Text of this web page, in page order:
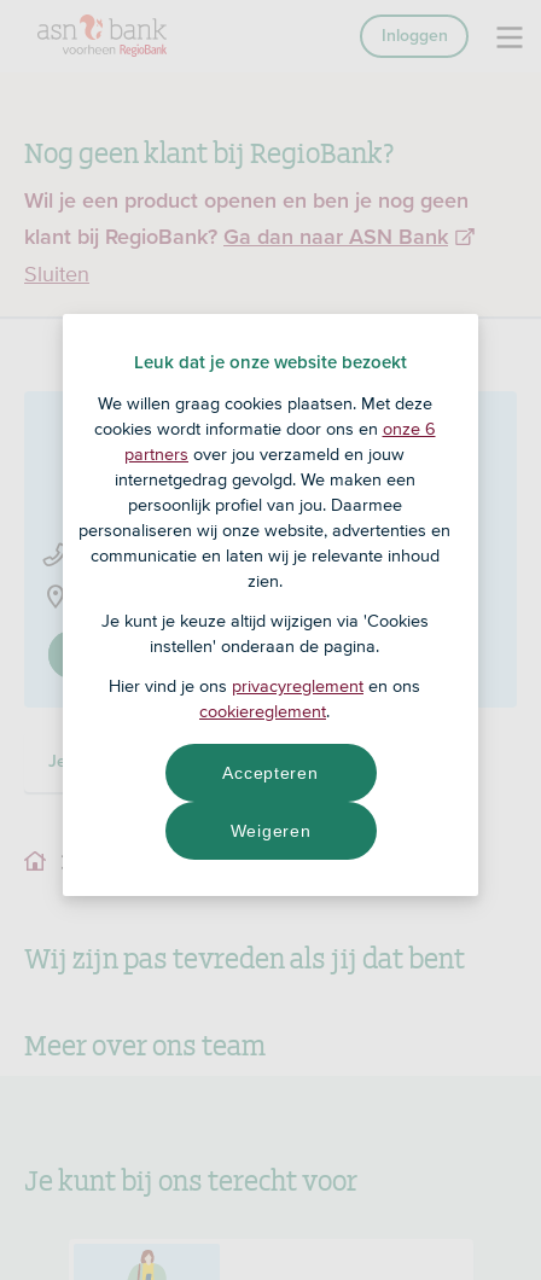
Nog geen klant bij RegioBank?
Wil je een product openen en ben je nog geen
klant bij RegioBank? Ga dan naar ASN Bank
Sluiten
Inloggen
Financiële Inloop Zaak
Assenin Assen
0592 - 20 34 99
Stel in als mijn adviseur
Je adviseur
Wij zijn pas tevreden als jij dat bent
Meer over ons team
Je kunt bij ons terecht voor
Leuk dat je onze website bezoekt
We willen graag cookies plaatsen. Met deze
cookies wordt informatie door ons en onze 6
partners over jou verzameld en jouw
internetgedrag gevolgd. We maken een
persoonlijk profiel van jou. Daarmee
personaliseren wij onze website, advertenties en
communicatie en laten wij je relevante inhoud
zien.
Je kunt je keuze altijd wijzigen via 'Cookies
instellen' onderaan de pagina.
Hier vind je ons privacyreglement en ons
cookiereglement.
Weigeren
Accepteren